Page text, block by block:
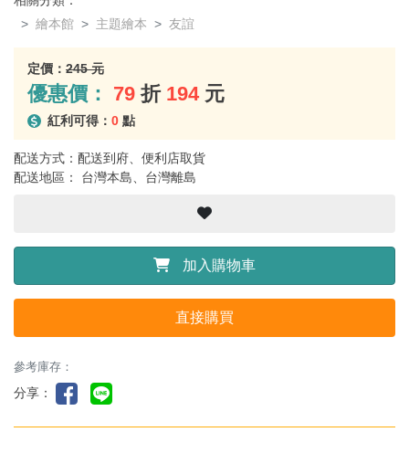
繪本館
主題繪本 友誼
定價： 245 元
優惠價： 79 折 194 元
紅利可得： 0 點
配送方式：配送到府、便利店取貨
配送地區： 台灣本島、台灣離島
加入購物車
直接購買
參考庫存：
分享：